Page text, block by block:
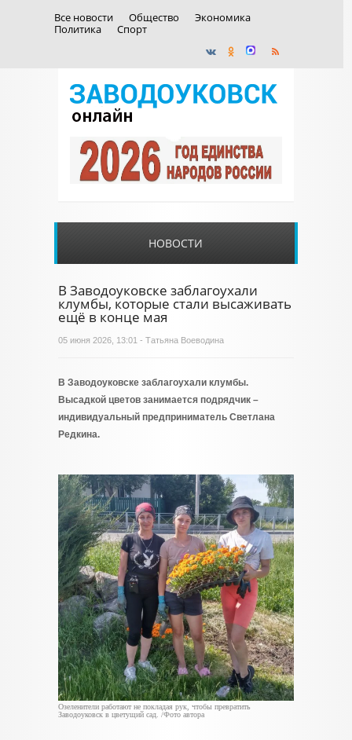
Все новости Общество
Экономика
Политика
Спорт
НОВОСТИ
В Заводоуковске заблагоухали
клумбы, которые стали высаживать
ещё в конце мая
05 июня 2026, 13:01 - Татьяна Воеводина
В Заводоуковске заблагоухали клумбы.
Высадкой цветов занимается подрядчик –
индивидуальный предприниматель Светлана
Редкина.
Озеленители работают не покладая рук, чтобы превратить
Заводоуковск в цветущий сад. /Фото автора